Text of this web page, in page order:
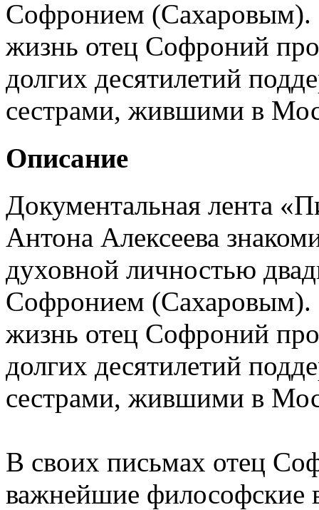
Софронием (Сахаровым).
жизнь отец Софроний
долгих десятилетий
сестрами, жившими в
Описание
Документальная лента
Антона Алексеева
духовной личностью
Софронием (Сахаровым).
жизнь отец Софроний
долгих десятилетий
сестрами, жившими в
В своих письмах отец
важнейшие философские